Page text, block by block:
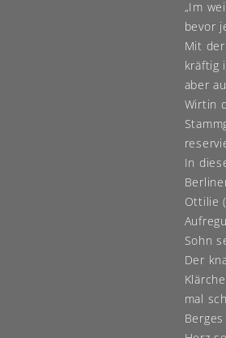
„Im
bevor
Mit
kräftig
aber
Wirtin
In
Ottilie
Sohn
Der
mal